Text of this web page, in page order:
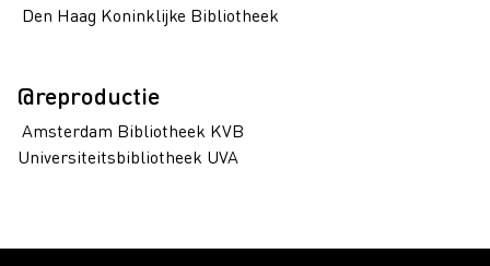
Den Haag Koninklijke Bibliotheek
@reproductie
Amsterdam Bibliotheek KVB
Universiteitsbibliotheek UVA